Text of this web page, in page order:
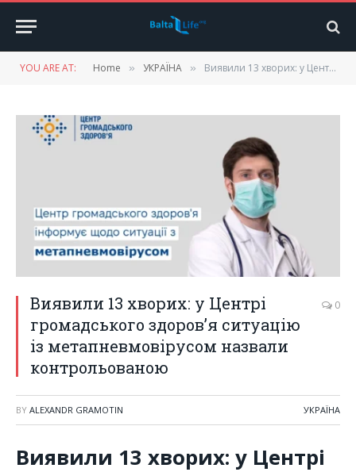
YOU ARE AT: Home » УКРАЇНА » Виявили 13 хворих: у Центрі громадського здоров’я ситуацію із метапневмовірусом назвали контрольованою
Виявили 13 хворих: у Центрі
громадського здоров’я ситуацію
із метапневмовірусом назвали
контрольованою
0
BY ALEXANDR GRAMOTIN УКРАЇНА
Виявили 13 хворих: у Центрі